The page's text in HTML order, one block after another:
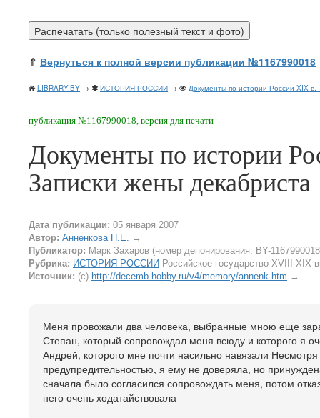
⇑ Вернуться к полной версии публикации №1167990018
LIBRARY.BY → ИСТОРИЯ РОССИИ → Документы по истории России XIX
публикация №1167990018, версия для печати
Документы по истории
Записки жены декабриста
Дата публикации: 05 января 2007
Автор: Анненкова П.Е. →
Публикатор: Марк Захаров (номер депонирования: BY-
Рубрика: ИСТОРИЯ РОССИИ Российское государство XVIII-XIX
Источник: (c) http://decemb.hobby.ru/v4/memory/annenk.htm →
Меня провожали два человека, выбранные мною еще
Степан, который сопровождал меня всюду и которого я
Андрей, которого мне почти насильно навязали
предупредительностью, я ему не доверяла, но
сначала было согласился сопровождать меня, потом
него очень ходатайствовала